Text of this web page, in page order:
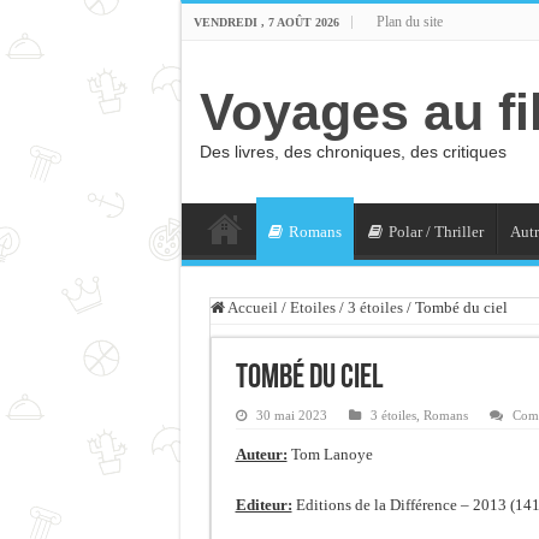
VENDREDI , 7 AOÛT 2026 Plan du site
Voyages au
Des livres, des chroniques, des critiques
Romans Polar / Thriller
Accueil / Etoiles / 3 étoiles / Tombé du ciel
Tombé du ciel
30 mai 2023 3 étoiles, Romans
Auteur: Tom Lanoye
Editeur: Editions de la Différence – 2013